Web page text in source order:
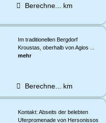
Berechne... km
Im traditionellen Bergdorf
Kroustas, oberhalb von Agios ...
mehr
Berechne... km
Kontakt: Abseits der belebten
Uferpromenade von Hersonissos